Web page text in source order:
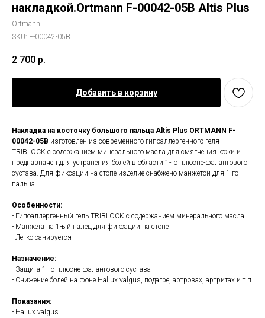
накладкой.Ortmann F-00042-05B Altis Plus
Ortmann
SKU: F-00042-05B
2 700 р.
Добавить в корзину
Накладка на косточку большого пальца Altis Plus ORTMANN F-
00042-05B изготовлен из современного гипоаллергенного геля
TRIBLOCK с содержанием минерального масла для смягчения кожи и
предназначен для устранения болей в области 1-го плюсне-фалангового
сустава. Для фиксации на стопе изделие снабжено манжетой для 1-го
пальца.
Особенности:
- Гипоаллергенный гель TRIBLOCK с содержанием минерального масла
- Манжета на 1-ый палец для фиксации на стопе
- Легко санируется
Назначение:
- Защита 1-го плюсне-фалангового сустава
- Снижение болей на фоне Hallux valgus, подагре, артрозах, артритах и т.п.
Показания:
- Hallux valgus